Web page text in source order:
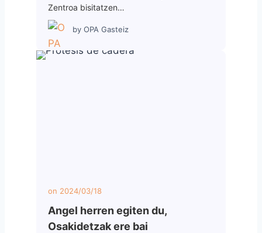
Zentroa bisitatzen…
by OPA Gasteiz
on 2024/03/18
Angel herren egiten du,
Osakidetzak ere bai